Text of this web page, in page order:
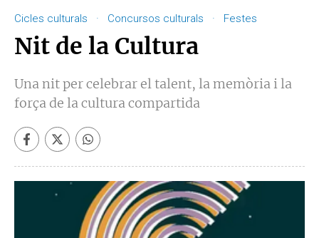
Cicles culturals · Concursos culturals · Festes
Nit de la Cultura
Una nit per celebrar el talent, la memòria i la
força de la cultura compartida